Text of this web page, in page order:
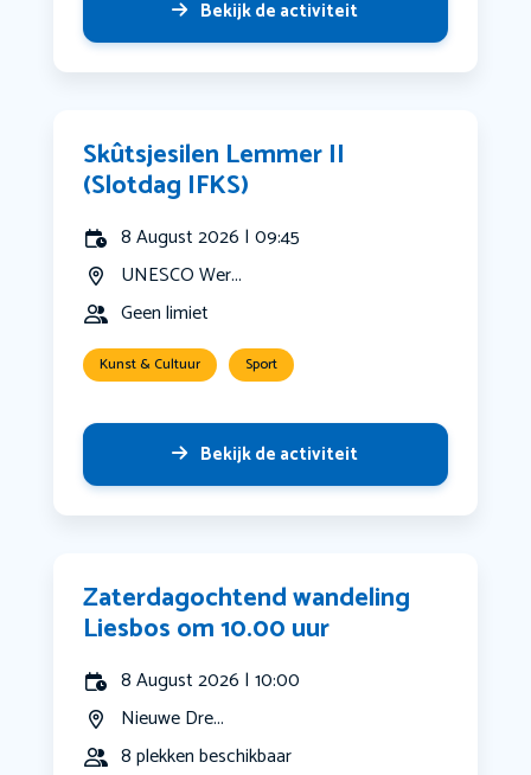
Bekijk de activiteit
Skûtsjesilen Lemmer II
(Slotdag IFKS)
8 August 2026 | 09:45
UNESCO Wer...
Geen limiet
Kunst & Cultuur Sport
Bekijk de activiteit
Zaterdagochtend wandeling
Liesbos om 10.00 uur
8 August 2026 | 10:00
Nieuwe Dre...
8 plekken beschikbaar